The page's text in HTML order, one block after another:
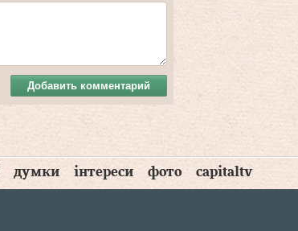
Добавить комментарий
думки інтереси фото capitaltv